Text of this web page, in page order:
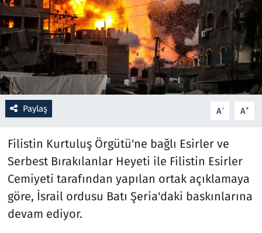
Paylaş A- A+
Filistin Kurtuluş Örgütü'ne bağlı Esirler ve
Serbest Bırakılanlar Heyeti ile Filistin Esirler
Cemiyeti tarafından yapılan ortak açıklamaya
göre, İsrail ordusu Batı Şeria'daki baskınlarına
devam ediyor.
Resmi İlanlar
Rüya Tabirleri
Sağlık
Savunma Sanayi
Seçim 2023
Spor
Teknoloji ve Bilim